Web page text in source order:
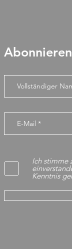
Ich stimme
Kenntnis